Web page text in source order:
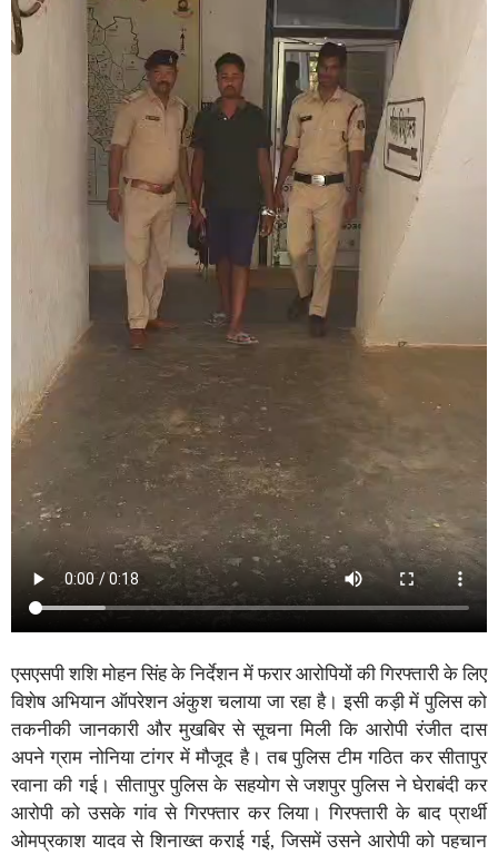
एसएसपी शशि मोहन सिंह के निर्देशन में फरार आरोपियों की गिरफ्तारी के लिए
विशेष अभियान ऑपरेशन अंकुश चलाया जा रहा है। इसी कड़ी में पुलिस को
तकनीकी जानकारी और मुखबिर से सूचना मिली कि आरोपी रंजीत दास
अपने ग्राम नोनिया टांगर में मौजूद है। तब पुलिस टीम गठित कर सीतापुर
रवाना की गई। सीतापुर पुलिस के सहयोग से जशपुर पुलिस ने घेराबंदी कर
आरोपी को उसके गांव से गिरफ्तार कर लिया। गिरफ्तारी के बाद प्रार्थी
ओमप्रकाश यादव से शिनाख्त कराई गई, जिसमें उसने आरोपी को पहचान